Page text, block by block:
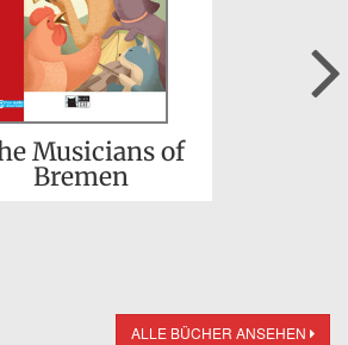
Musicians of
Bremen
ALLE BÜCHER ANSEHEN